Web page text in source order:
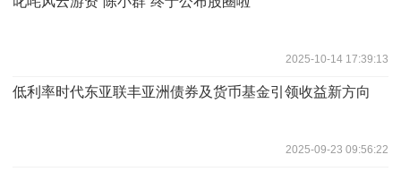
2025-10-14 17:39:13
低利率时代东亚联丰亚洲债券及货币基金引领收益新方向
2025-09-23 09:56:22